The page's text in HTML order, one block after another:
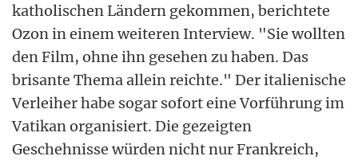
katholischen Ländern gekommen, berichtete
Ozon in einem weiteren Interview. "Sie wollten
den Film, ohne ihn gesehen zu haben. Das
brisante Thema allein reichte." Der italienische
Verleiher habe sogar sofort eine Vorführung im
Vatikan organisiert. Die gezeigten
Geschehnisse würden nicht nur Frankreich,